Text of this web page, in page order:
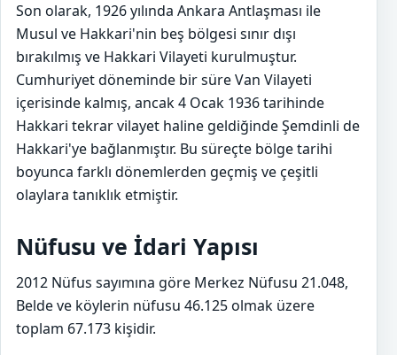
Son olarak, 1926 yılında Ankara Antlaşması ile
Musul ve Hakkari'nin beş bölgesi sınır dışı
bırakılmış ve Hakkari Vilayeti kurulmuştur.
Cumhuriyet döneminde bir süre Van Vilayeti
içerisinde kalmış, ancak 4 Ocak 1936 tarihinde
Hakkari tekrar vilayet haline geldiğinde Şemdinli de
Hakkari'ye bağlanmıştır. Bu süreçte bölge tarihi
boyunca farklı dönemlerden geçmiş ve çeşitli
olaylara tanıklık etmiştir.
Nüfusu ve İdari Yapısı
2012 Nüfus sayımına göre Merkez Nüfusu 21.048,
Belde ve köylerin nüfusu 46.125 olmak üzere
toplam 67.173 kişidir.